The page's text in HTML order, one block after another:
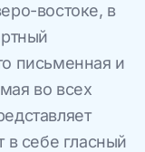
востоке, в
письменная и
во всех
в себе гласный